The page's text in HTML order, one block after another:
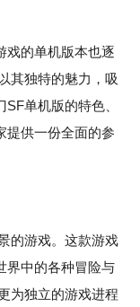
的单机版本也逐
其独特的魅力，吸
单机版的特色、
提供一份全面的参
的游戏。这款游戏
界中的各种冒险与
为独立的游戏进程